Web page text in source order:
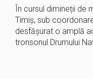
În cursul dimineții de
Timiș, sub
desfășurat o amplă
tronsonul Drumului